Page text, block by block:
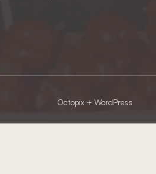
Octopix+ WordPress